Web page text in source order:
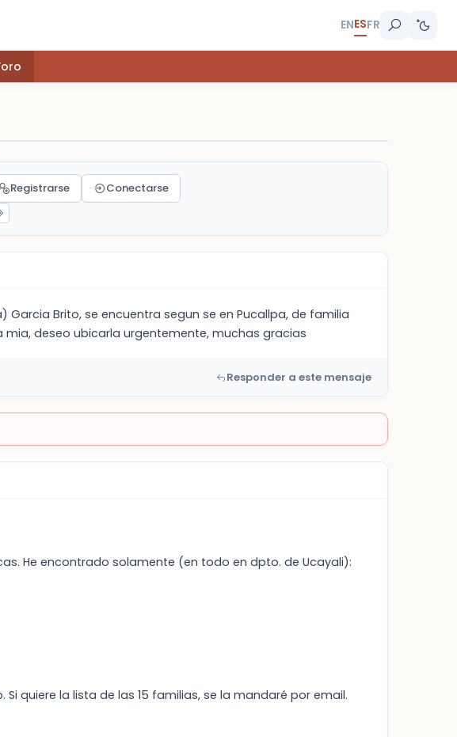
ENESFR
Registrarse
Conectarse
Brito, se encuentra segun se en Pucallpa, de familia
deseo ubicarla urgentemente, muchas gracias
Responder a este mensaje
He encontrado solamente (en todo en dpto. de Ucayali):
quiere la lista de las 15 familias, se la mandaré por email.